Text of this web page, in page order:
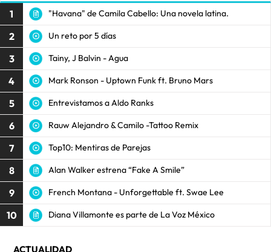
1 "Havana" de Camila Cabello: Una novela latina.
2 Un reto por 5 días
3 Tainy, J Balvin - Agua
4 Mark Ronson - Uptown Funk ft. Bruno Mars
5 Entrevistamos a Aldo Ranks
6 Rauw Alejandro & Camilo -Tattoo Remix
7 Top10: Mentiras de Parejas
8 Alan Walker estrena “Fake A Smile”
9 French Montana - Unforgettable ft. Swae Lee
10 Diana Villamonte es parte de La Voz México
ACTUALIDAD